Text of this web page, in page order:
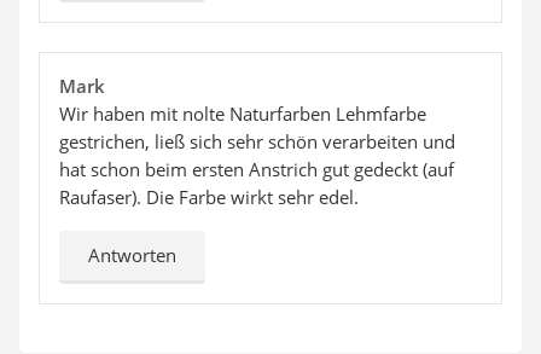
Mark
Wir haben mit nolte Naturfarben Lehmfarbe
gestrichen, ließ sich sehr schön verarbeiten und
hat schon beim ersten Anstrich gut gedeckt (auf
Raufaser). Die Farbe wirkt sehr edel.
Antworten